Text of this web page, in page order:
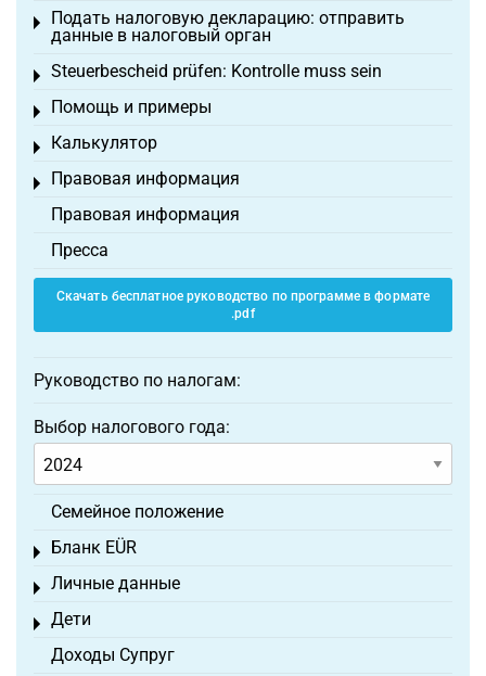
Подать налоговую декларацию: отправить
данные в налоговый орган
Toggle menu
Steuerbescheid prüfen: Kontrolle muss sein
Toggle menu
Помощь и примеры
Toggle menu
Калькулятор
Toggle menu
Правовая информация
Toggle menu
Правовая информация
Пресса
Скачать бесплатное руководство по программе в формате
.pdf
Руководство по налогам:
Выбор налогового года:
Семейное положение
Бланк EÜR
Toggle menu
Личные данные
Toggle menu
Дети
Toggle menu
Доходы Супруг